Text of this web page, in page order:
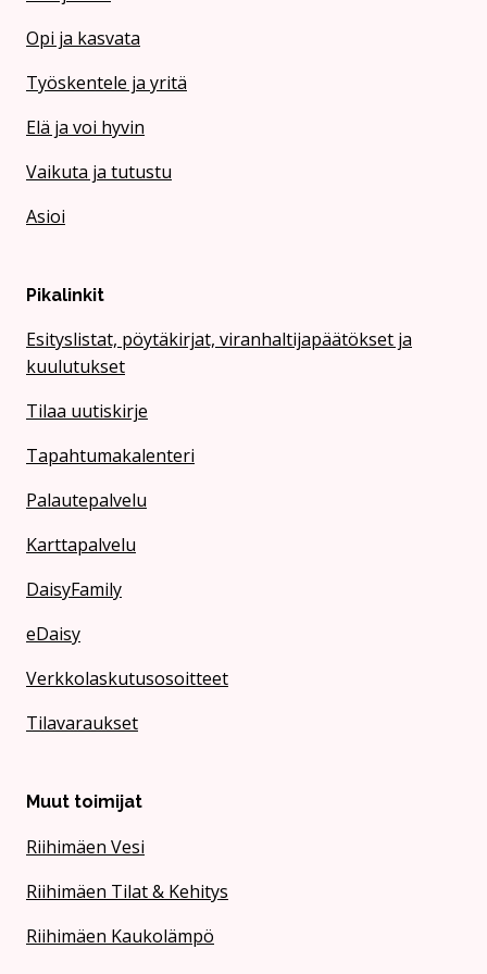
Opi ja kasvata
Työskentele ja yritä
Elä ja voi hyvin
Vaikuta ja tutustu
Asioi
Pikalinkit
Esityslistat, pöytäkirjat, viranhaltijapäätökset ja
kuulutukset
Tilaa uutiskirje
Tapahtumakalenteri
Palautepalvelu
Karttapalvelu
DaisyFamily
eDaisy
Verkkolaskutusosoitteet
Tilavaraukset
Muut toimijat
Riihimäen Vesi
Riihimäen Tilat & Kehitys
Riihimäen Kaukolämpö